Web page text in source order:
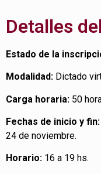
Detalles
Estado de la
Modalidad: Dictado
Carga horaria: 50
Fechas de inicio y fin:
24 de noviembre.
Horario: 16 a 19 hs.